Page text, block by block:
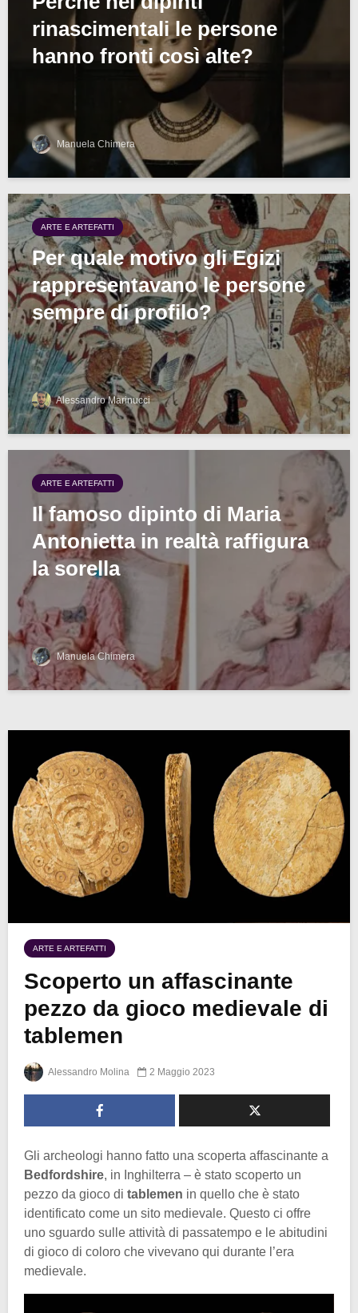
rinascimentali le persone
hanno fronti così alte?
Manuela Chimera
ARTE E ARTEFATTI
Per quale motivo gli Egizi
rappresentavano le persone
sempre di profilo?
Alessandro Marinucci
ARTE E ARTEFATTI
Il famoso dipinto di Maria
Antonietta in realtà raffigura
la sorella
Manuela Chimera
ARTE E ARTEFATTI
Scoperto un affascinante
pezzo da gioco medievale di
tablemen
Alessandro Molina 2 Maggio 2023
Gli archeologi hanno fatto una scoperta affascinante a
Bedfordshire, in Inghilterra – è stato scoperto un
pezzo da gioco di tablemen in quello che è stato
identificato come un sito medievale. Questo ci offre
uno sguardo sulle attività di passatempo e le abitudini
di gioco di coloro che vivevano qui durante l’era
medievale.